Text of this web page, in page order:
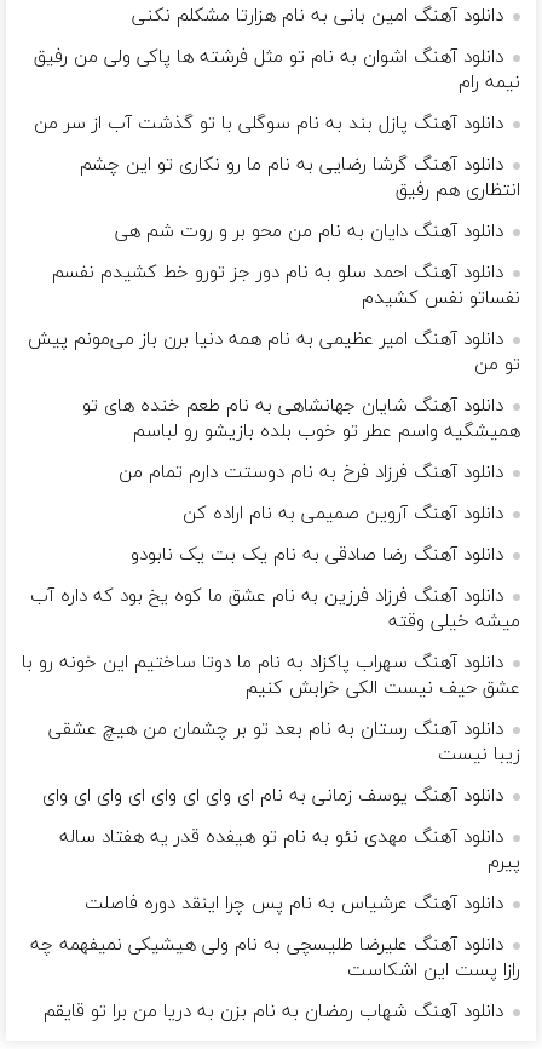
دانلود آهنگ امین بانی به نام ﻫﺰارﺗﺎ ﻣﺸﻜﻠﻢ ﻧﻜﻨﻰ
دانلود آهنگ اشوان به نام تو مثل فرشته ها پاکی ولی من رفیق
نیمه رام
دانلود آهنگ پازل بند به نام سوگلی با تو گذشت آب از سر من
دانلود آهنگ گرشا رضایی به نام ما رو نکاری تو این چشم
انتظاری هم رفیق
دانلود آهنگ دایان به نام من محو بر و روت شم هی
دانلود آهنگ احمد سلو به نام دور جز تورو خط کشیدم نفسم
نفساتو نفس کشیدم
دانلود آهنگ امیر عظیمی به نام همه دنیا برن باز می‌مونم پیش
تو من
دانلود آهنگ شایان جهانشاهی به نام طعم خنده های تو
همیشگیه واسم عطر تو خوب بلده بازیشو رو لباسم
دانلود آهنگ فرزاد فرخ به نام دوستت دارم تمام من
دانلود آهنگ آروین صمیمی به نام اراده کن
دانلود آهنگ رضا صادقی به نام یک بت یک نابودو
دانلود آهنگ فرزاد فرزین به نام عشق ما کوه یخ بود که داره آب
میشه خیلی وقته
دانلود آهنگ سهراب پاکزاد به نام ما دوتا ساختیم این خونه رو با
عشق حیف نیست الکی خرابش کنیم
دانلود آهنگ رستان به نام بعد تو بر چشمان من هیچ عشقی
زیبا نیست
دانلود آهنگ یوسف زمانی به نام ای وای ای وای ای وای ای وای
دانلود آهنگ مهدی نئو به نام تو هیفده قدر یه هفتاد ساله
پیرم
دانلود آهنگ عرشیاس به نام پس چرا اینقد دوره فاصلت
دانلود آهنگ علیرضا طلیسچی به نام ولی هیشیکی نمیفهمه چه
رازا پست این اشکاست
دانلود آهنگ شهاب رمضان به نام بزن به دریا من برا تو قایقم